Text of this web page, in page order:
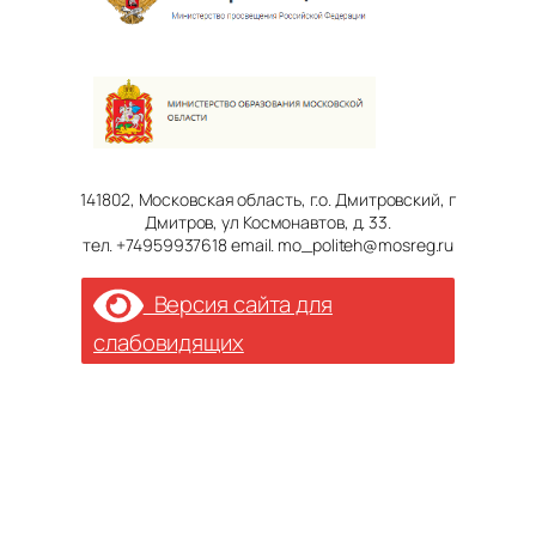
141802, Московская область, г.о. Дмитровский, г
Дмитров, ул Космонавтов, д. 33.
тел. +74959937618 email. mo_politeh@mosreg.ru
Версия сайта для
слабовидящих